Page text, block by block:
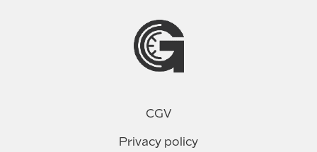
CGV
Privacy policy